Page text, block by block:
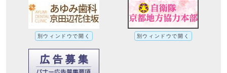
別ウィンドウで開く 別ウィンドウで開く